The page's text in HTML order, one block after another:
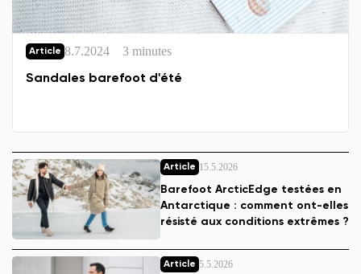
Article 8.7.2024 3 minutes
Sandales barefoot d'été
Article 15.5.2026
Barefoot ArcticEdge testées en
Antarctique : comment ont-elles
résisté aux conditions extrêmes ?
Article 5.5.2026